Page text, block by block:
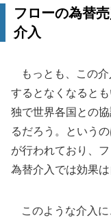
フローの為替
介入
もっとも、この介
するとなくなると
独で世界各国との
るだろう。という
が行われており、
為替介入では効果は
このような介入に